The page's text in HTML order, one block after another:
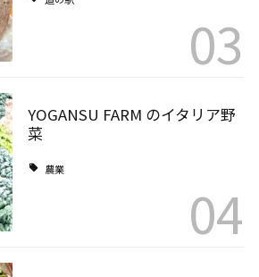
03
YOGANSU FARM のイタリア野
菜
農業
04